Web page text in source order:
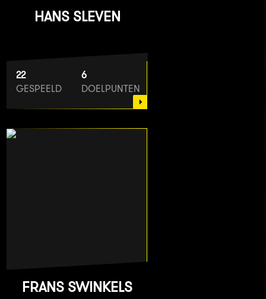
HANS SLEVEN
22
GESPEELD
6
DOELPUNTEN
FRANS SWINKELS